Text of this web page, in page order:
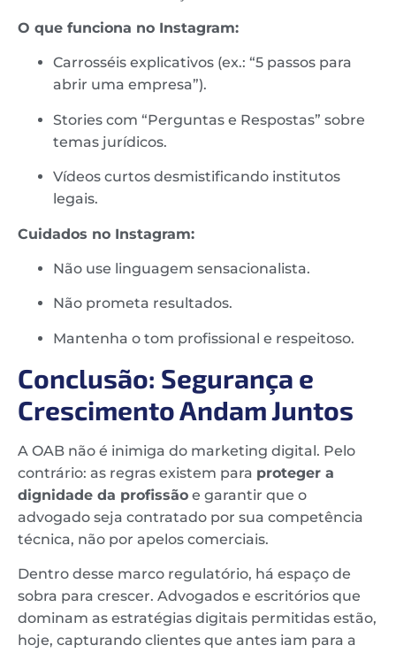
O que funciona no Instagram:
Carrosséis explicativos (ex.: “5 passos para
abrir uma empresa”).
Stories com “Perguntas e Respostas” sobre
temas jurídicos.
Vídeos curtos desmistificando institutos
legais.
Cuidados no Instagram:
Não use linguagem sensacionalista.
Não prometa resultados.
Mantenha o tom profissional e respeitoso.
Conclusão: Segurança e
Crescimento Andam Juntos
A OAB não é inimiga do marketing digital. Pelo
contrário: as regras existem para proteger a
dignidade da profissão e garantir que o
advogado seja contratado por sua competência
técnica, não por apelos comerciais.
Dentro desse marco regulatório, há espaço de
sobra para crescer. Advogados e escritórios que
dominam as estratégias digitais permitidas estão,
hoje, capturando clientes que antes iam para a